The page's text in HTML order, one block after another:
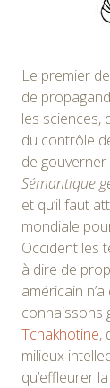
Le premier
de
les sciences,
du contrôle
de
Sémantique
et qu’il faut
mondiale
Occident les
à dire de
américain
connaissons
Tchakhotine,
milieux
qu’effleurer